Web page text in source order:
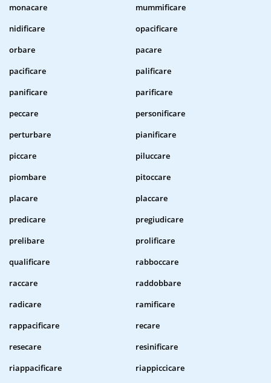
monacare
mummificare
nidificare
opacificare
orbare
pacare
pacificare
palificare
panificare
parificare
peccare
personificare
perturbare
pianificare
piccare
piluccare
piombare
pitoccare
placare
placcare
predicare
pregiudicare
prelibare
prolificare
qualificare
rabboccare
raccare
raddobbare
radicare
ramificare
rappacificare
recare
resecare
resinificare
riappacificare
riappiccicare